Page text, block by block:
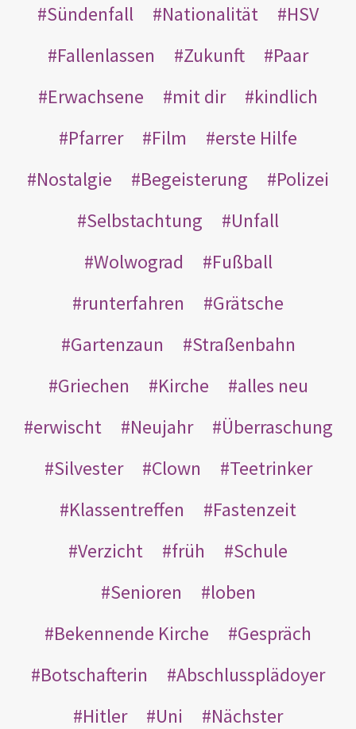
Sündenfall
Nationalität
HSV
Fallenlassen
Zukunft
Paar
Erwachsene
mit dir
kindlich
Pfarrer
Film
erste Hilfe
Nostalgie
Begeisterung
Polizei
Selbstachtung
Unfall
Wolwograd
Fußball
runterfahren
Grätsche
Gartenzaun
Straßenbahn
Griechen
Kirche
alles neu
erwischt
Neujahr
Überraschung
Silvester
Clown
Teetrinker
Klassentreffen
Fastenzeit
Verzicht
früh
Schule
Senioren
loben
Bekennende Kirche
Gespräch
Botschafterin
Abschlussplädoyer
Hitler
Uni
Nächster